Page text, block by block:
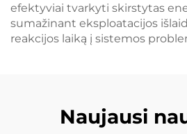
efektyviai tvarkyti skirstytas
sumažinant eksploatacijos
reakcijos laiką į sistemos
Naujausi